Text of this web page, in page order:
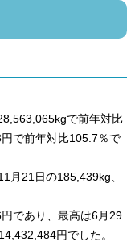
で前年対比
で前年対比105.7％で
月21日の185,439kg、
であり、最高は6月29
円でした。